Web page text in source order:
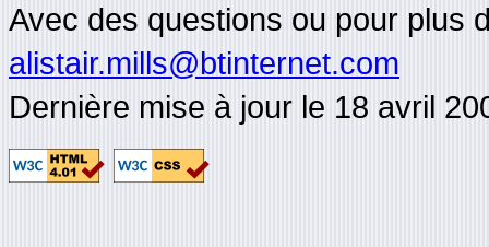
Avec des questions ou pour plus
alistair.mills@btinternet.com
Dernière mise à jour le 18 avril